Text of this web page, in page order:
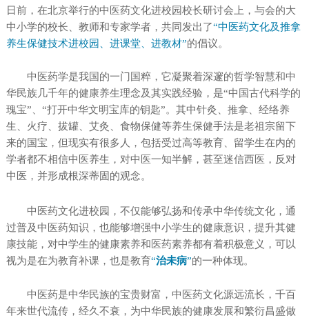
日前，在北京举行的中医药文化进校园校长研讨会上，与会的大
中小学的校长、教师和专家学者，共同发出了“中医药文化及推拿
养生保健技术进校园、进课堂、进教材”的倡议。
中医药学是我国的一门国粹，它凝聚着深邃的哲学智慧和中
华民族几千年的健康养生理念及其实践经验，是“中国古代科学的
瑰宝”、“打开中华文明宝库的钥匙”。 其中针灸、推拿、经络养
生、火疗、拔罐、艾灸、食物保健等养生保健手法是老祖宗留下
来的国宝，但现实有很多人，包括受过高等教育、留学生在内的
学者都不相信中医养生，对中医一知半解，甚至迷信西医，反对
中医，并形成根深蒂固的观念。
中医药文化进校园，不仅能够弘扬和传承中华传统文化，通
过普及中医药知识，也能够增强中小学生的健康意识，提升其健
康技能，对中学生的健康素养和医药素养都有着积极意义，可以
视为是在为教育补课，也是教育“治未病”的一种体现。
中医药是中华民族的宝贵财富，中医药文化源远流长，千百
年来世代流传，经久不衰，为中华民族的健康发展和繁衍昌盛做